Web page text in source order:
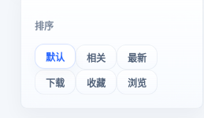
排序
默认 相关 最新
下载 收藏 浏览